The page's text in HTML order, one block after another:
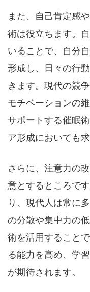
また、自己肯定感
術は役立ちます。
いることで、自分
形成し、日々の行
きます。現代の競
モチベーションの
サポートする催眠
ア形成においても
さらに、注意力の
意とするところで
り、現代人は常に
の分散や集中力の
術を活用すること
る能力を高め、学
が期待されます。